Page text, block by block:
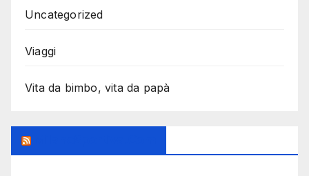
Uncategorized
Viaggi
Vita da bimbo, vita da papà